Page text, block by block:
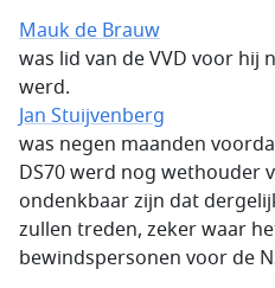
Mauk de Brauw
was lid van de VVD voor hij
werd.
Jan Stuijvenberg
was negen maanden
DS70 werd nog wethouder
ondenkbaar zijn dat
zullen treden, zeker waar
bewindspersonen voor de